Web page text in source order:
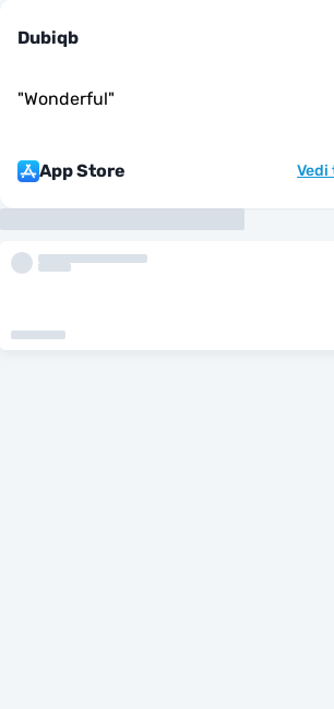
Dubiqb
"Wonderful"
App Store